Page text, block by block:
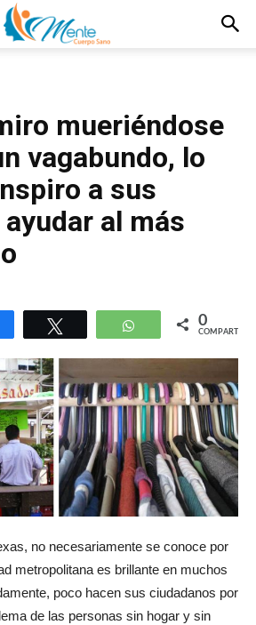
mueriéndose
vagabundo, lo
a sus
al más
Compartir WhatsApp
0
COMPARTIR
no necesariamente se conoce por
metropolitana es brillante en muchos
poco hacen sus ciudadanos por
de las personas sin hogar y sin